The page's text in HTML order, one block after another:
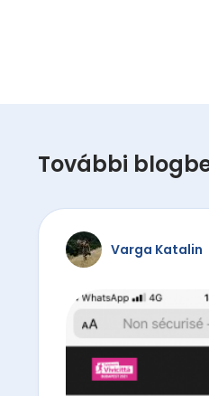
További
Varga Katalin